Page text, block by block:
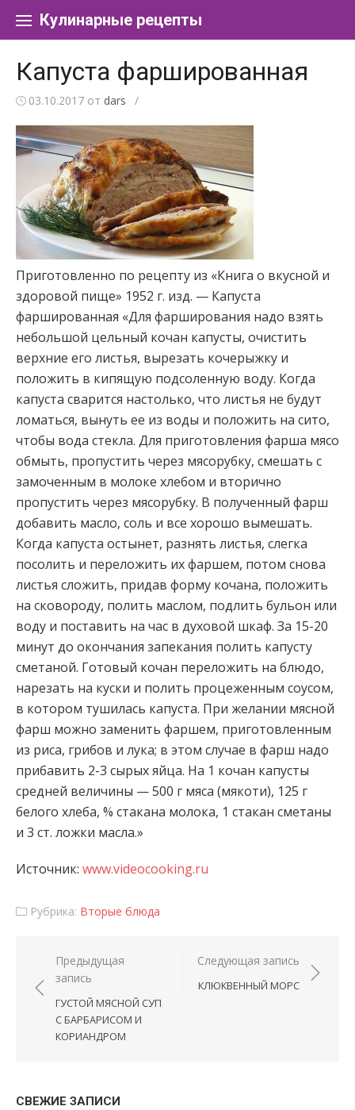
Кулинарные рецепты
Капуста фаршированная
03.10.2017 от dars /
Приготовленно по рецепту из «Книга о вкусной и
здоровой пище» 1952 г. изд. — Капуста
фаршированная «Для фарширования надо взять
небольшой цельный кочан капусты, очистить
верхние его листья, вырезать кочерыжку и
положить в кипящую подсоленную воду. Когда
капуста сварится настолько, что листья не будут
ломаться, вынуть ее из воды и положить на сито,
чтобы вода стекла. Для приготовления фарша мясо
обмыть, пропустить через мясорубку, смешать с
замоченным в молоке хлебом и вторично
пропустить через мясорубку. В полученный фарш
добавить масло, соль и все хорошо вымешать.
Когда капуста остынет, разнять листья, слегка
посолить и переложить их фаршем, потом снова
листья сложить, придав форму кочана, положить
на сковороду, полить маслом, подлить бульон или
воду и поставить на час в духовой шкаф. За 15-20
минут до окончания запекания полить капусту
сметаной. Готовый кочан переложить на блюдо,
нарезать на куски и полить процеженным соусом,
в котором тушилась капуста. При желании мясной
фарш можно заменить фаршем, приготовленным
из риса, грибов и лука; в этом случае в фарш надо
прибавить 2-3 сырых яйца. На 1 кочан капусты
средней величины — 500 г мяса (мякоти), 125 г
белого хлеба, % стакана молока, 1 стакан сметаны
и 3 ст. ложки масла.»
Источник: www.videocooking.ru
Рубрика: Вторые блюда
Навигация по записям
Предыдущая
запись
ГУСТОЙ МЯСНОЙ СУП
С БАРБАРИСОМ И
КОРИАНДРОМ
Следующая запись
КЛЮКВЕННЫЙ МОРС
СВЕЖИЕ ЗАПИСИ